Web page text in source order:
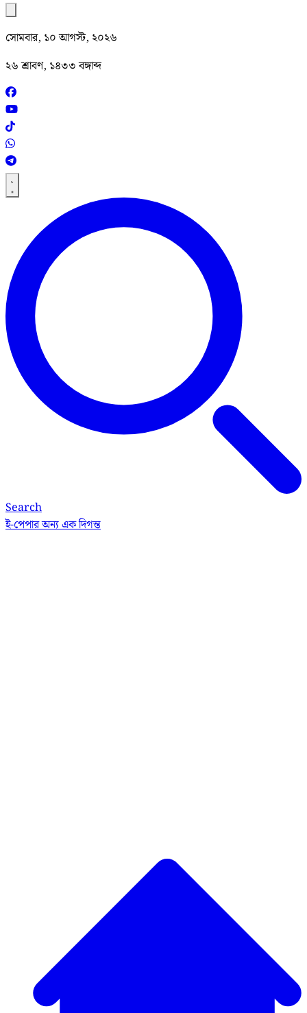
সোমবার, ১০ আগস্ট, ২০২৬
২৬ শ্রাবণ, ১৪৩৩ বঙ্গাব্দ
Search
ই-পেপারঅন্য এক দিগন্ত